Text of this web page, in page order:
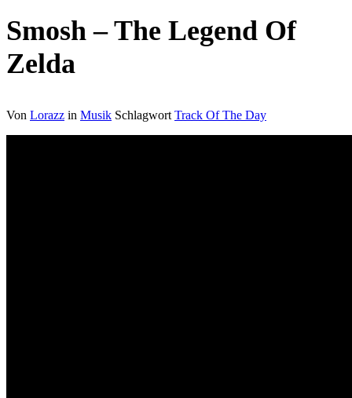
Smosh – The Legend Of
Zelda
Von Lorazz in Musik Schlagwort Track Of The Day